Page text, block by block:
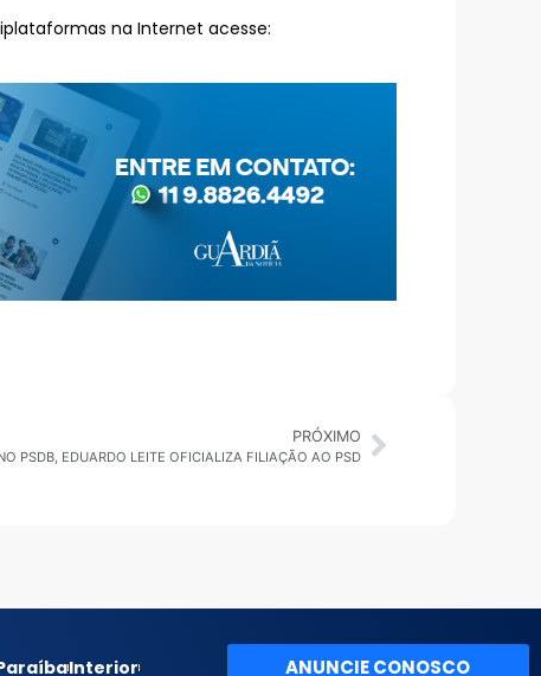
na Internet acesse:
PRÓXIMO
PSDB, EDUARDO LEITE OFICIALIZA FILIAÇÃO AO PSD
Interior ANUNCIE CONOSCO